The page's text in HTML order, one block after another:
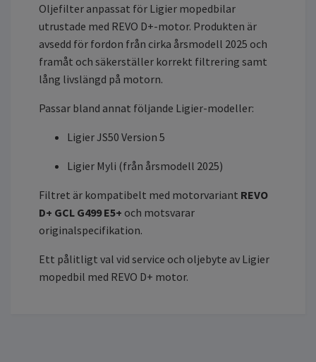
Oljefilter anpassat för Ligier mopedbilar
utrustade med REVO D+-motor. Produkten är
avsedd för fordon från cirka årsmodell 2025 och
framåt och säkerställer korrekt filtrering samt
lång livslängd på motorn.
Passar bland annat följande Ligier-modeller:
Ligier JS50 Version 5
Ligier Myli (från årsmodell 2025)
Filtret är kompatibelt med motorvariant REVO
D+ GCL G499 E5+ och motsvarar
originalspecifikation.
Ett pålitligt val vid service och oljebyte av Ligier
mopedbil med REVO D+ motor.